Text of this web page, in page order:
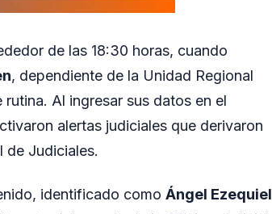
de las 18:30 horas, cuando
, dependiente de la Unidad Regional
Al ingresar sus datos en el
alertas judiciales que derivaron
de Judiciales.
identificado como Ángel Ezequiel